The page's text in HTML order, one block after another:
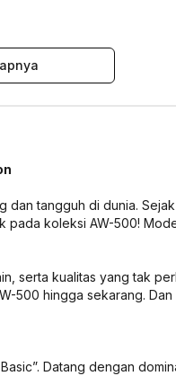
dan tangguh di dunia.
pada koleksi AW-500!
serta kualitas yang tak
500 hingga sekarang.
Datang dengan